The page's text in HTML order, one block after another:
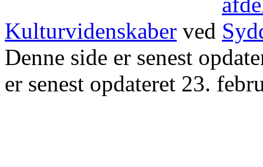
Kulturvidenskaber ved
Denne side er senest
er senest opdateret 23.